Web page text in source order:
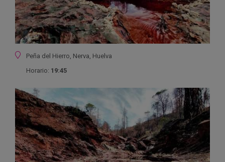
Ubicación
Peña del Hierro, Nerva, Huelva
Horario: 19:45